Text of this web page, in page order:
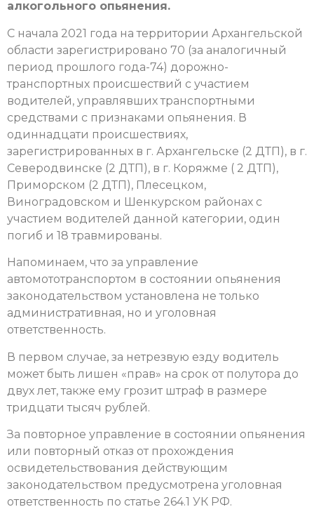
алкогольного опьянения.
С начала 2021 года на территории Архангельской
области зарегистрировано 70 (за аналогичный
период прошлого года-74) дорожно-
транспортных происшествий с участием
водителей, управлявших транспортными
средствами с признаками опьянения. В
одиннадцати происшествиях,
зарегистрированных в г. Архангельске (2 ДТП), в г.
Северодвинске (2 ДТП), в г. Коряжме ( 2 ДТП),
Приморском (2 ДТП), Плесецком,
Виноградовском и Шенкурском районах с
участием водителей данной категории, один
погиб и 18 травмированы.
Напоминаем, что за управление
автомототранспортом в состоянии опьянения
законодательством установлена не только
административная, но и уголовная
ответственность.
В первом случае, за нетрезвую езду водитель
может быть лишен «прав» на срок от полутора до
двух лет, также ему грозит штраф в размере
тридцати тысяч рублей.
За повторное управление в состоянии опьянения
или повторный отказ от прохождения
освидетельствования действующим
законодательством предусмотрена уголовная
ответственность по статье 264.1 УК РФ.